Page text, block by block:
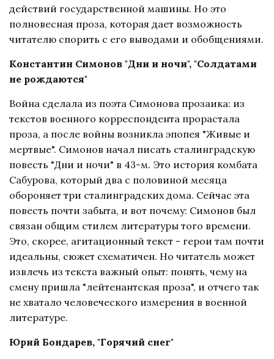
действий государственной машины. Но это
полновесная проза, которая дает возможность
читателю спорить с его выводами и обобщениями.
Константин Симонов "Дни и ночи", "Солдатами
не рождаются"
Война сделала из поэта Симонова прозаика: из
текстов военного корреспондента прорастала
проза, а после войны возникла эпопея "Живые и
мертвые". Симонов начал писать сталинградскую
повесть "Дни и ночи" в 43-м. Это история комбата
Сабурова, который два с половиной месяца
обороняет три сталинградских дома. Сейчас эта
повесть почти забыта, и вот почему: Симонов был
связан общим стилем литературы того времени.
Это, скорее, агитационный текст - герои там почти
идеальны, сюжет схематичен. Но читатель может
извлечь из текста важный опыт: понять, чему на
смену пришла "лейтенантская проза", и отчего так
не хватало человеческого измерения в военной
литературе.
Юрий Бондарев, "Горячий снег"